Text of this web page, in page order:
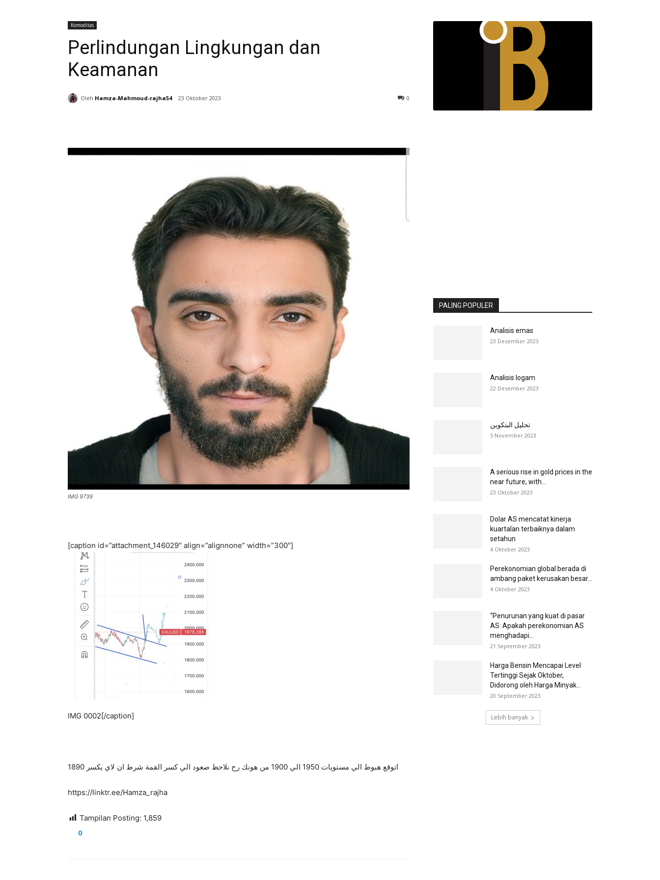
Komoditas
Perlindungan Lingkungan dan
Keamanan
Oleh Hamza-Mahmoud-rajha54 23 Oktober 2023 0
IMG 9739
[caption id=”attachment_146029″ align=”alignnone” width=”300″]
IMG 0002[/caption]
اتوقع هبوط الي مستويات 1950 الي 1900 من هونك رح نلاحظ صعود الي كسر القمة شرط ان لاي يكسر 1890
https://linktr.ee/Hamza_rajha
Tampilan Posting: 1,859
0
PALING POPULER
Analisis emas
23 Desember 2023
Analisis logam
22 Desember 2023
تحليل البتكوين
5 November 2023
A serious rise in gold prices in the
near future, with...
23 Oktober 2023
Dolar AS mencatat kinerja
kuartalan terbaiknya dalam
setahun
4 Oktober 2023
Perekonomian global berada di
ambang paket kerusakan besar...
4 Oktober 2023
“Penurunan yang kuat di pasar
AS: Apakah perekonomian AS
menghadapi...
21 September 2023
Harga Bensin Mencapai Level
Tertinggi Sejak Oktober,
Didorong oleh Harga Minyak...
20 September 2023
Lebih banyak